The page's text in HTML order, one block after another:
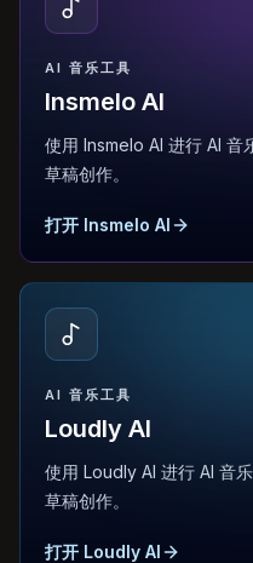
AI 音乐工具
Insmelo AI
使用 Insmelo AI 进行 AI 音
草稿创作。
打开 Insmelo AI
AI 音乐工具
Loudly AI
使用 Loudly AI 进行 AI 音
草稿创作。
打开 Loudly AI